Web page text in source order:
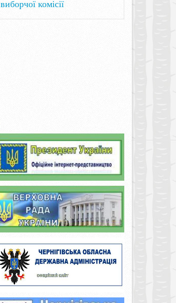
виборчої комісії